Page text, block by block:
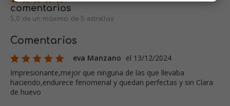
comentarios
5,0 de un máximo de 5 estrellas
Comentarios
eva Manzano el 13/12/2024
Impresionante,mejor que ninguna de las que llevaba
haciendo,endurece fenomenal y quedan perfectas y sin Clara
de huevo